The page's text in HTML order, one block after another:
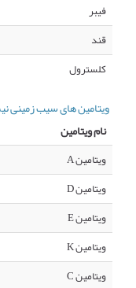
فیبر
قند
کلسترول
ویتامین های سیب زمینی
نام ویتامین
ویتامین A
ویتامین D
ویتامین E
ویتامین K
ویتامین C